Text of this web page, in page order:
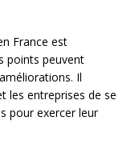
France est
points peuvent
Il
les entreprises de se
pour exercer leur